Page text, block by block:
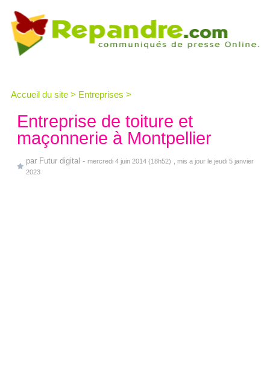
Accueil du site > Entreprises >
Entreprise de toiture et
maçonnerie à Montpellier
par Futur digital - mercredi 4 juin 2014 (18h52)
, mis a jour le jeudi 5 janvier
2023